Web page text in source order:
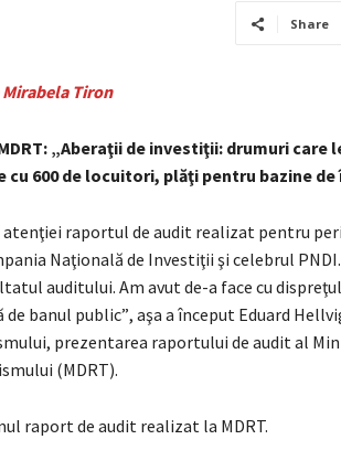
Share
Mirabela Tiron
„Aberaţii de investiţii: drumuri care
cu 600 de locuitori, plăţi pentru bazine de
atenţiei raportul de audit realizat pentru
Naţională de Investiţii şi celebrul
auditului. Am avut de-a face cu
de banul public”, aşa a început Eduard
prezentarea raportului de audit al
(MDRT).
raport de audit realizat la MDRT.